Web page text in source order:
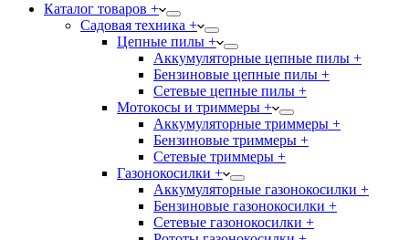
Каталог товаров +
Садовая техника +
Цепные пилы +
Аккумуляторные цепные пилы +
Бензиновые цепные пилы +
Сетевые цепные пилы +
Мотокосы и триммеры +
Аккумуляторные триммеры +
Бензиновые триммеры +
Сетевые триммеры +
Газонокосилки +
Аккумуляторные газонокосилки +
Бензиновые газонокосилки +
Сетевые газонокосилки +